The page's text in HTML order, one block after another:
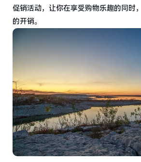
促销活动，让你在享受购物乐趣的同时
的开销。